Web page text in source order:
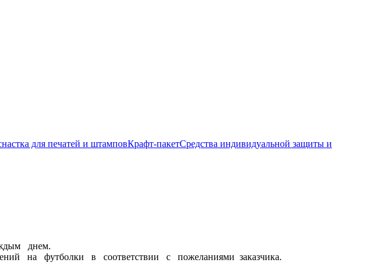
для печатей и штамповКрафт-пакетСредства индивидуальной защиты и
днем.
на футболки в соответствии с пожеланиями заказчика.